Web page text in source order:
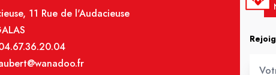
11 Rue de l'Audacieuse